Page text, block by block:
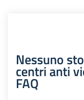
Nessuno
centri anti
FAQ